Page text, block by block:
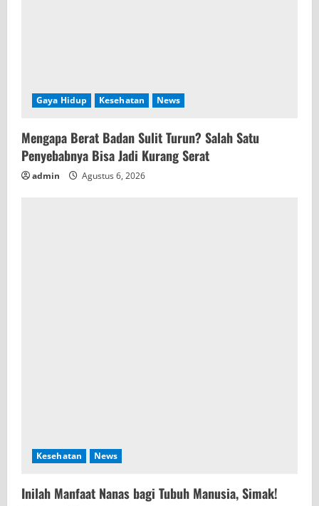
Gaya Hidup Kesehatan News
Mengapa Berat Badan Sulit Turun? Salah Satu
Penyebabnya Bisa Jadi Kurang Serat
admin Agustus 6, 2026
Kesehatan News
Inilah Manfaat Nanas bagi Tubuh Manusia, Simak!